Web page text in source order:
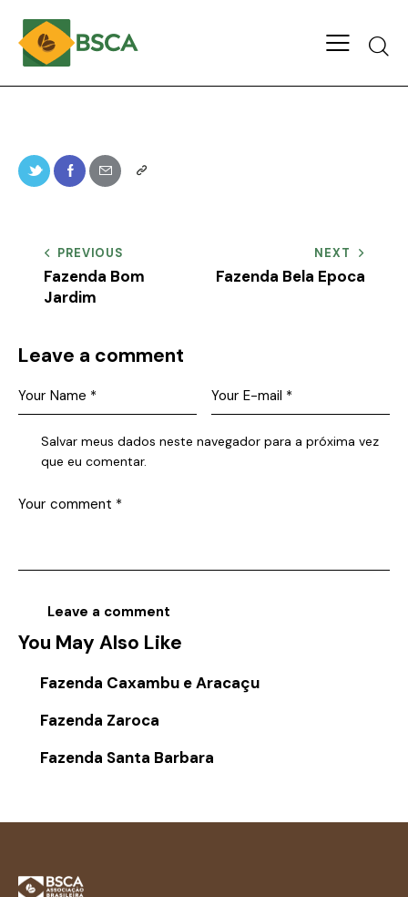
PREVIOUS
Fazenda Bom
Jardim
NEXT
Fazenda Bela Epoca
Leave a comment
Salvar meus dados neste navegador para a próxima vez
que eu comentar.
You May Also Like
Fazenda Caxambu e Aracaçu
Fazenda Zaroca
Fazenda Santa Barbara